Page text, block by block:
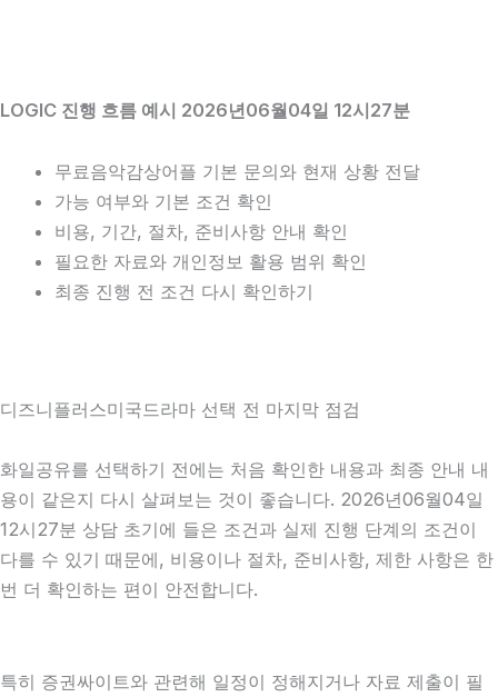
LOGIC 진행 흐름 예시 2026년06월04일 12시27분
무료음악감상어플 기본 문의와 현재 상황 전달
가능 여부와 기본 조건 확인
비용, 기간, 절차, 준비사항 안내 확인
필요한 자료와 개인정보 활용 범위 확인
최종 진행 전 조건 다시 확인하기
디즈니플러스미국드라마 선택 전 마지막 점검
화일공유를 선택하기 전에는 처음 확인한 내용과 최종 안내 내
용이 같은지 다시 살펴보는 것이 좋습니다. 2026년06월04일
12시27분 상담 초기에 들은 조건과 실제 진행 단계의 조건이
다를 수 있기 때문에, 비용이나 절차, 준비사항, 제한 사항은 한
번 더 확인하는 편이 안전합니다.
특히 증권싸이트와 관련해 일정이 정해지거나 자료 제출이 필